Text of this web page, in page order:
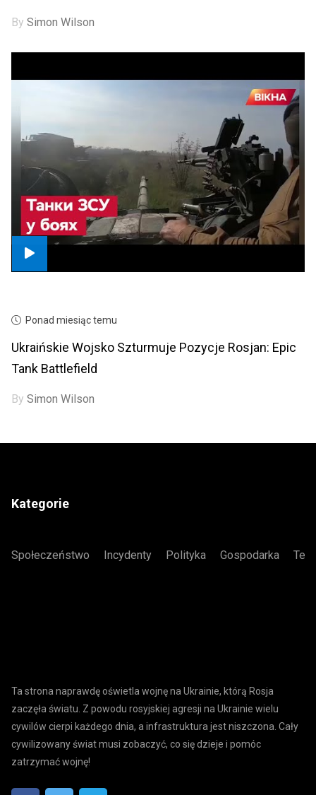
BySimon Wilson
Ponad miesiąc temu
Ukraińskie Wojsko Szturmuje Pozycje Rosjan: Epic
Tank Battlefield
BySimon Wilson
Kategorie
Społeczeństwo Incydenty Polityka Gospodarka
Ta strona naprawdę oświetla wojnę na Ukrainie, którą Rosja
zaczęła światu. Z powodu rosyjskiej agresji na Ukrainie wielu
cywilów cierpi każdego dnia, a infrastruktura jest niszczona. Cały
cywilizowany świat musi zobaczyć, co się dzieje i pomóc
zatrzymać wojnę!